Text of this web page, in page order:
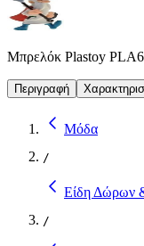
Μπρελόκ Plastoy
Περιγραφή
Μόδα
/
Είδη Δώρων
/